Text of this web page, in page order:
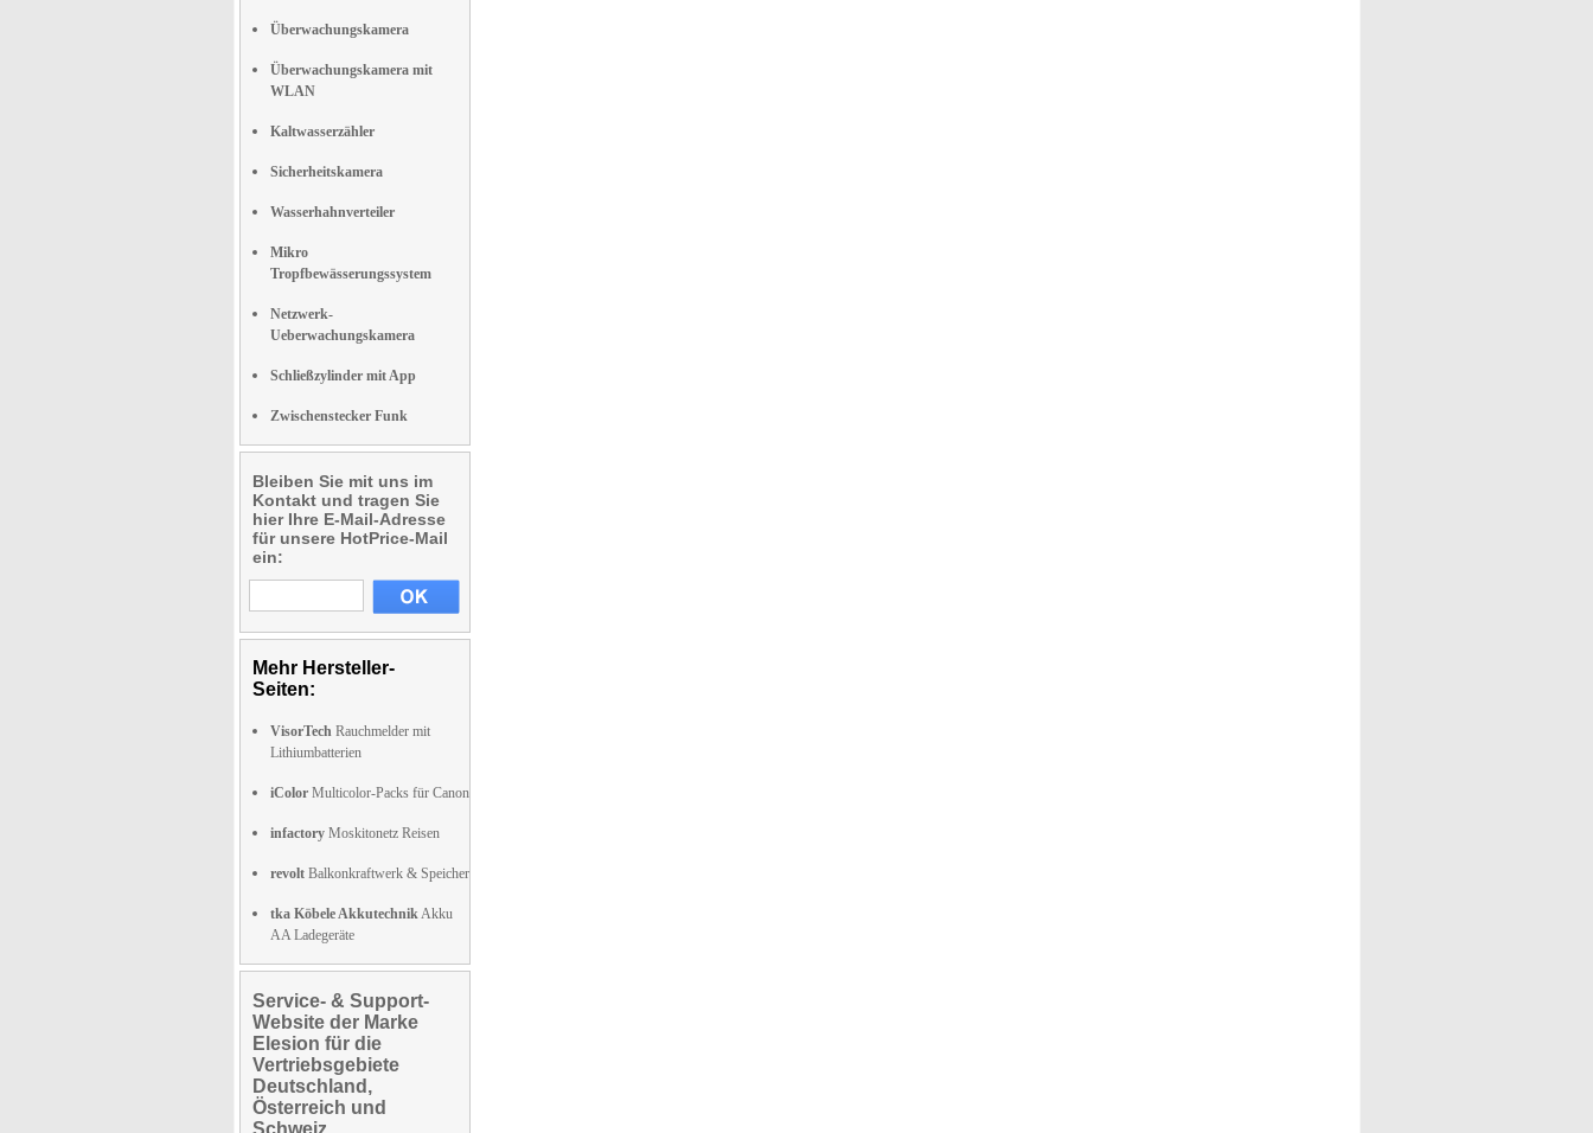
Überwachungskamera
Überwachungskamera mit
WLAN
Kaltwasserzähler
Sicherheitskamera
Wasserhahnverteiler
Mikro
Tropfbewässerungssystem
Netzwerk-
Ueberwachungskamera
Schließzylinder mit App
Zwischenstecker Funk
Bleiben Sie mit uns im
Kontakt und tragen Sie
hier Ihre E-Mail-Adresse
für unsere HotPrice-Mail
ein:
Mehr Hersteller-
Seiten:
VisorTech Rauchmelder mit
Lithiumbatterien
iColor Multicolor-Packs für Canon
infactory Moskitonetz Reisen
revolt Balkonkraftwerk & Speicher
tka Köbele AkkutechnikAkku
AA Ladegeräte
Service- & Support-
Website der Marke
Elesion für die
Vertriebsgebiete
Deutschland,
Österreich und
Schweiz